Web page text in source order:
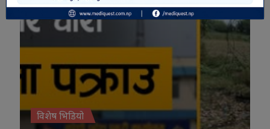
विशेष भिडियो